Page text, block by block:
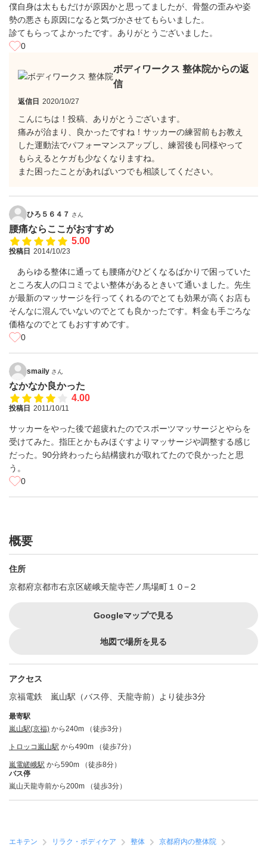
僕自身は太ももだけが原因かと思ってましたが、骨盤の歪みや姿
勢の悪さも原因になると気づかさせてもらいました。
診てもらってよかったです。ありがとうございました。
0
ボディワークス 整体院からの返
信
返信日 2020/10/27
こんにちは！投稿、ありがとうございます。
痛みが治まり、良かったですね！サッカーの練習前もお教え
した運動法でパフォーマンスアップし、練習後も同様やって
もらえるとケガも少なくなりますね。
また困ったことがあればいつでも相談してください。
ひろ５６４７ さん
腰痛ならここがおすすめ
5.00
投稿日 2014/10/23
あらゆる整体に通っても腰痛がひどくなるばかりで困っていた
ところ友人の口コミでよい整体があるときいて通いました。先生
が最新のマッサージを行ってくれるのでとても効果が高くお店も
そんなに混んでいないのでとても良かったです。料金も手ごろな
価格なのでとてもおすすめです。
0
smaily さん
なかなか良かった
4.00
投稿日 2011/10/11
サッカーをやった後で超疲れたのでスポーツマッサージとやらを
受けてみた。指圧とかもみほぐすよりマッサージや調整する感じ
だった。90分終わったら結構疲れが取れてたので良かったと思
う。
0
概要
住所
京都府京都市右京区嵯峨天龍寺芒ノ馬場町１０−２
Googleマップで見る
地図で場所を見る
アクセス
京福電鉄 嵐山駅（バス停、天龍寺前）より徒歩3分
最寄駅
嵐山駅(京福) から240m （徒歩3分）
トロッコ嵐山駅 から490m （徒歩7分）
嵐電嵯峨駅 から590m （徒歩8分）
バス停
嵐山天龍寺前から200m （徒歩3分）
エキテン リラク・ボディケア 整体
京都府内の整体院